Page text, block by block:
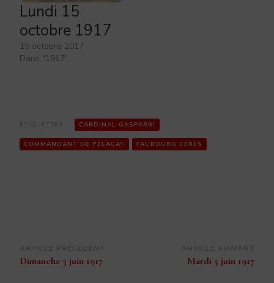
Lundi 15
octobre 1917
15 octobre 2017
Dans "1917"
CARDINAL GASPARRI
COMMANDANT DE PÉLACAT FAUBOURG CÉRÈS
Navigation
d’article
Dimanche 3 juin 1917 Mardi 5 juin 1917